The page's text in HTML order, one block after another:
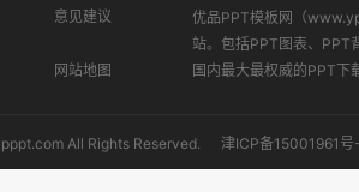
意见建议
网站地图
优品PPT模板网（
站。包括PPT图表、PPT
国内最大最权威的PPT下
All Rights Reserved. 津ICP备15001961号